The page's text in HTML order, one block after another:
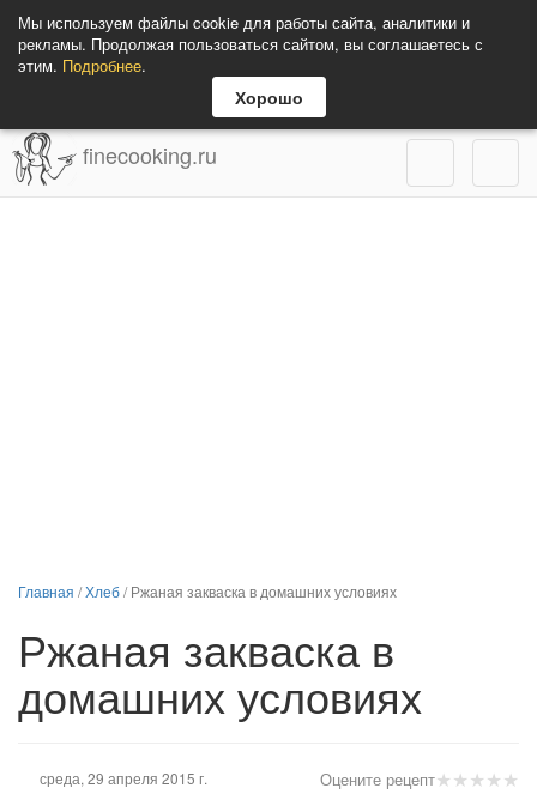
Мы используем файлы cookie для работы сайта, аналитики и
рекламы. Продолжая пользоваться сайтом, вы соглашаетесь с
этим. Подробнее.
Хорошо
finecooking.ru
Главная /Хлеб/Ржаная закваска в домашних условиях
Ржаная закваска в
домашних условиях
★★★★★
Оцените рецепт
среда, 29 апреля 2015 г.